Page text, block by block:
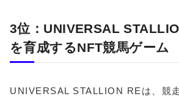
3位：UNIVERSAL
を育成するNFT競馬ゲーム
UNIVERSAL STALLION REは、競